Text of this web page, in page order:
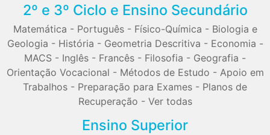
2º e 3º Ciclo e Ensino Secundário
Matemática - Português- Físico-Química - Biologia e
Geologia - História - Geometria Descritiva - Economia -
MACS - Inglês - Francês - Filosofia - Geografia -
Orientação Vocacional - Métodos de Estudo - Apoio em
Trabalhos - Preparação para Exames - Planos de
Recuperação - Ver todas
Ensino Superior